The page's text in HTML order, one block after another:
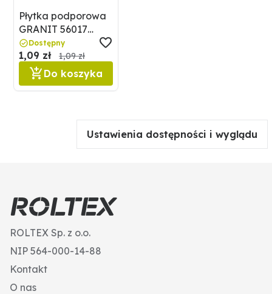
Płytka podporowa
GRANIT 56017
3052230
Dostępny
1,09 zł 1,09 zł
Do koszyka
Ustawienia dostępności i wyglądu
ROLTEX Sp. z o.o.
NIP 564-000-14-88
Kontakt
O nas